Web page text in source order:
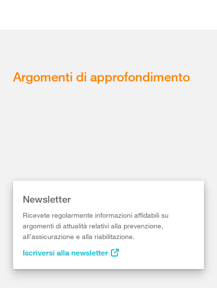
Argomenti di approfondimento
Newsletter
Ricevete regolarmente informazioni affidabili su
argomenti di attualità relativi alla prevenzione,
all’assicurazione e alla riabilitazione.
Iscriversi alla newsletter